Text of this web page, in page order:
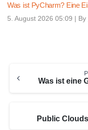
Was ist PyCharm? Eine
5. August 2026 05:09 | By
Reading
Was ist eine